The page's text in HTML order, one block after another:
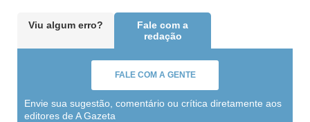
Viu algum erro?
Fale com a
redação
FALE COM A GENTE
Envie sua sugestão, comentário ou crítica diretamente aos
editores de A Gazeta